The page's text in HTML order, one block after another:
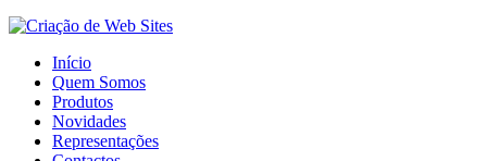
Início
Quem Somos
Produtos
Novidades
Representações